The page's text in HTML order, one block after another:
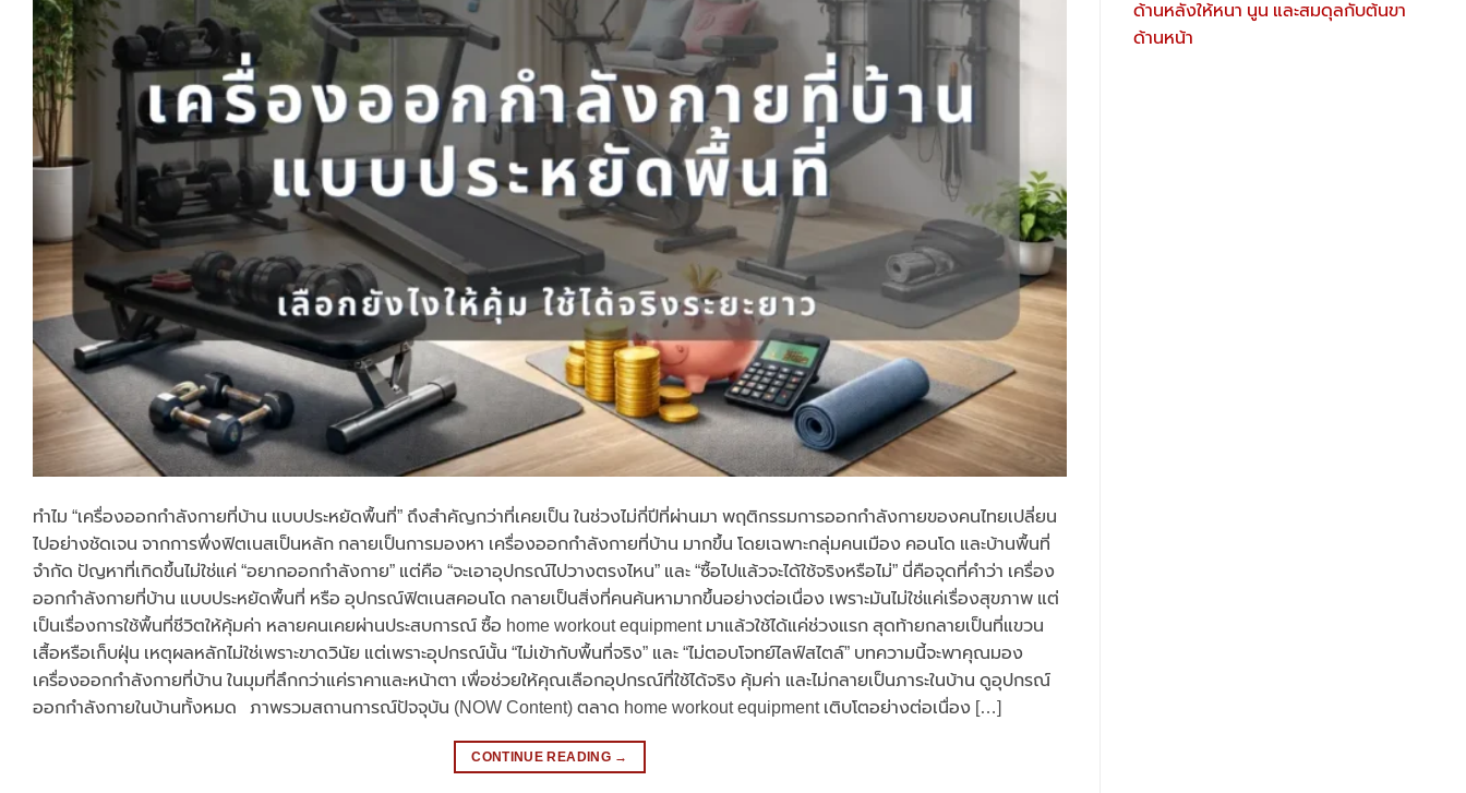
ทำไม “เครื่องออกกำลังกายที่บ้าน แบบประหยัดพื้นที่” ถึงสำคัญกว่าที่เคยเป็น ในช่วงไม่กี่ปีที่ผ่านมา พฤติกรรมการออกกำลังกายของคนไทยเปลี่ยน
ไปอย่างชัดเจน จากการพึ่งฟิตเนสเป็นหลัก กลายเป็นการมองหา เครื่องออกกำลังกายที่บ้าน มากขึ้น โดยเฉพาะกลุ่มคนเมือง คอนโด และบ้านพื้นที่
จำกัด ปัญหาที่เกิดขึ้นไม่ใช่แค่ “อยากออกกำลังกาย” แต่คือ “จะเอาอุปกรณ์ไปวางตรงไหน” และ “ซื้อไปแล้วจะได้ใช้จริงหรือไม่” นี่คือจุดที่คำว่า เครื่อง
ออกกำลังกายที่บ้าน แบบประหยัดพื้นที่ หรือ อุปกรณ์ฟิตเนสคอนโด กลายเป็นสิ่งที่คนค้นหามากขึ้นอย่างต่อเนื่อง เพราะมันไม่ใช่แค่เรื่องสุขภาพ แต่
เป็นเรื่องการใช้พื้นที่ชีวิตให้คุ้มค่า หลายคนเคยผ่านประสบการณ์ ซื้อ home workout equipment มาแล้วใช้ได้แค่ช่วงแรก สุดท้ายกลายเป็นที่แขวน
เสื้อหรือเก็บฝุ่น เหตุผลหลักไม่ใช่เพราะขาดวินัย แต่เพราะอุปกรณ์นั้น “ไม่เข้ากับพื้นที่จริง” และ “ไม่ตอบโจทย์ไลฟ์สไตล์” บทความนี้จะพาคุณมอง
เครื่องออกกำลังกายที่บ้าน ในมุมที่ลึกกว่าแค่ราคาและหน้าตา เพื่อช่วยให้คุณเลือกอุปกรณ์ที่ใช้ได้จริง คุ้มค่า และไม่กลายเป็นภาระในบ้าน ดูอุปกรณ์
ออกกำลังกายในบ้านทั้งหมด ภาพรวมสถานการณ์ปัจจุบัน (NOW Content) ตลาด home workout equipment เติบโตอย่างต่อเนื่อง […]
CONTINUE READING →
ด้านหลังให้หนา นูน และสมดุลกับต้นขา
ด้านหน้า